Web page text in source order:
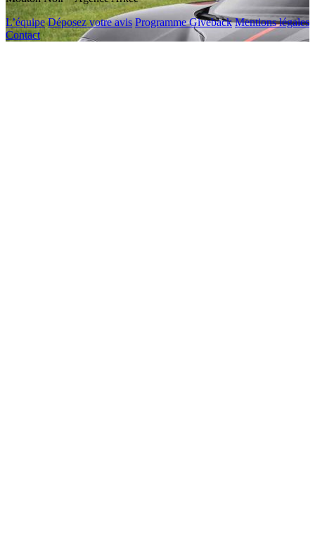
L’équipe Déposez votre avis Programme Giveback Mentions légales
Contact